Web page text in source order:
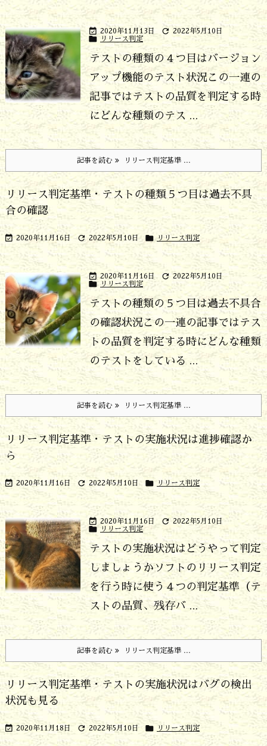
 2020年11月13日  2022年5月10日
 リリース判定
テストの種類の４つ目はバージョン
アップ機能のテスト状況 この一連の
記事ではテストの品質を判定する時
にどんな種類のテス ...
記事を読む リリース判定基準 ...
リリース判定基準・テストの種類５つ目は過去不具
合の確認
 2020年11月16日  2022年5月10日  リリース判定
 2020年11月16日  2022年5月10日
 リリース判定
テストの種類の５つ目は過去不具合
の確認状況この一連の記事ではテス
トの品質を判定する時にどんな種類
のテストをしている ...
記事を読む リリース判定基準 ...
リリース判定基準・テストの実施状況は進捗確認か
ら
 2020年11月16日  2022年5月10日  リリース判定
 2020年11月16日  2022年5月10日
 リリース判定
テストの実施状況はどうやって判定
しましょうかソフトのリリース判定
を行う時に使う４つの判定基準（テ
ストの品質、残存バ ...
記事を読む リリース判定基準 ...
リリース判定基準・テストの実施状況はバグの検出
状況も見る
 2020年11月18日  2022年5月10日  リリース判定